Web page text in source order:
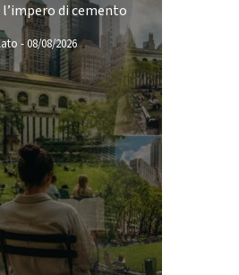
di cemento
-08/08/2026